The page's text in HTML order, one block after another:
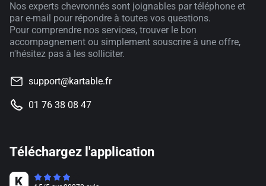
Nos experts chevronnés sont joignables par téléphone et
par e-mail pour répondre à toutes vos questions.
Pour comprendre nos services, trouver le bon
accompagnement ou simplement souscrire à une offre,
n'hésitez pas à les solliciter.
support@kartable.fr
01 76 38 08 47
Téléchargez l'application